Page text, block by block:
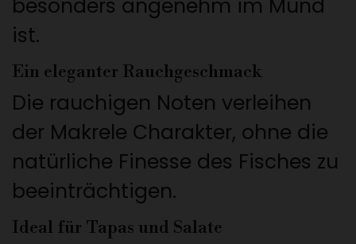
besonders angenehm im Mund
ist.
Ein eleganter Rauchgeschmack
Die rauchigen Noten verleihen
der Makrele Charakter, ohne die
natürliche Finesse des Fisches zu
beeinträchtigen.
Ideal für Tapas und Salate